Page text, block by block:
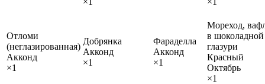
Отломи
(неглазированная)
Акконд
×1
Добрянка
Акконд
×1
Фараделла
Акконд
×1
Мореход,
в шоколадной
глазури
Красный
Октябрь
×1